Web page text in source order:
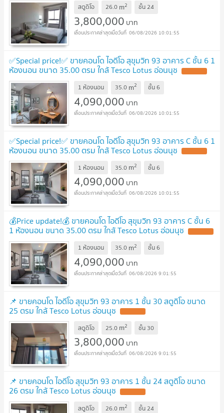
สตูดิโอ 26.0 m2 ชั้น24
3,800,000 บาท
06/08/2026 10:01:55
✅Special price!✅ ขายคอนโด ไอดีโอ สุขุมวิท 93 อาคาร C ชั้น 6 1
ห้องนอน ขนาด 35.00 ตรม ใกล้ Tesco Lotus อ่อนนุช
1 ห้องนอน 35.0 m2 ชั้น6
4,090,000 บาท
06/08/2026 10:01:55
✅Special price!✅ ขายคอนโด ไอดีโอ สุขุมวิท 93 อาคาร C ชั้น 6 1
ห้องนอน ขนาด 35.00 ตรม ใกล้ Tesco Lotus อ่อนนุช
1 ห้องนอน 35.0 m2 ชั้น6
4,090,000 บาท
06/08/2026 10:01:55
💰Price update!💰 ขายคอนโด ไอดีโอ สุขุมวิท 93 อาคาร C ชั้น 6
1 ห้องนอน ขนาด 35.00 ตรม ใกล้ Tesco Lotus อ่อนนุช
1 ห้องนอน 35.0 m2 ชั้น6
4,090,000 บาท
06/08/2026 9:01:55
📌 ขายคอนโด ไอดีโอ สุขุมวิท 93 อาคาร 1 ชั้น 30 สตูดิโอ ขนาด
25 ตรม ใกล้ Tesco Lotus อ่อนนุช
สตูดิโอ 25.0 m2 ชั้น 30
3,800,000 บาท
06/08/2026 9:01:55
📌 ขายคอนโด ไอดีโอ สุขุมวิท 93 อาคาร 1 ชั้น 24 สตูดิโอ ขนาด
26 ตรม ใกล้ Tesco Lotus อ่อนนุช
สตูดิโอ 26.0 m2 ชั้น24